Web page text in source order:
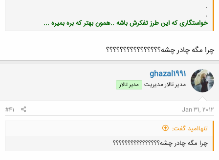
.
.
خواستگاری که این طرز تفکرش باشه ..همون بهتر که بره بمیره ...
چرا مگه چادر چشه؟؟؟؟؟؟؟؟؟؟؟؟؟؟؟؟
ghazal1991
مدیر تالار مدیریت مدیر تالار
Jan 31, 2012
#41
تنهاامید گفت:
چرا مگه چادر چشه؟؟؟؟؟؟؟؟؟؟؟؟؟؟؟؟